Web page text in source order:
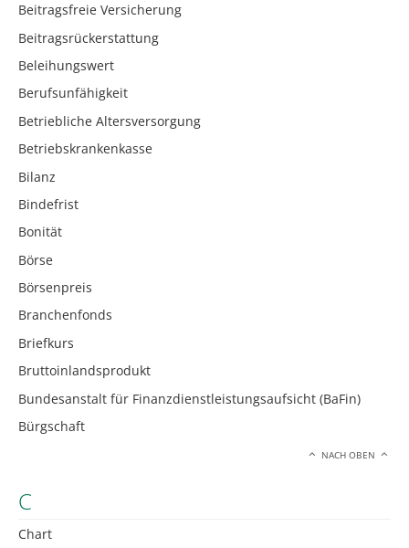
Beitragsfreie Versicherung
Beitragsrückerstattung
Beleihungswert
Berufsunfähigkeit
Betriebliche Altersversorgung
Betriebskrankenkasse
Bilanz
Bindefrist
Bonität
Börse
Börsenpreis
Branchenfonds
Briefkurs
Bruttoinlandsprodukt
Bundesanstalt für Finanzdienstleistungsaufsicht (BaFin)
Bürgschaft
NACH OBEN
C
Chart